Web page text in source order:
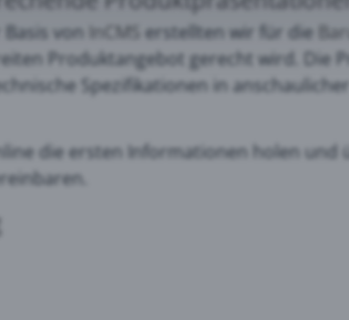
von InCMS erstellten wir für die
Produktangebot gerecht wird. Die
Spezifikationen in
die ersten Informationen holen
Monitoring